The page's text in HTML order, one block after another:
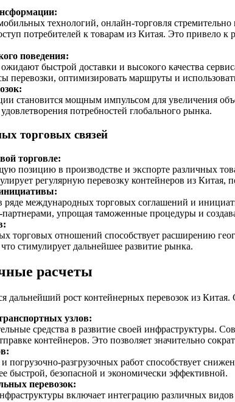
технологий, онлайн-торговля
потребителей к товарам из Китая. Это привело
поведения:
быстрой доставки и высокого качества
перевозки, оптимизировать маршруты и
становится мощным импульсом для увеличения
потребностей глобального рынка.
торговых связей
торговле:
позицию в производстве и экспорте различных
регулярную перевозку контейнеров из
ряде международных торговых соглашений и
упрощая таможенные процедуры и
торговых отношений способствует расширению
стимулирует дальнейшее развитие рынка.
расчеты
дальнейший рост контейнерных перевозок из
узлов:
средства в развитие своей инфраструктуры.
контейнеров. Это позволяет значительно
погрузочно-разгрузочных работ способствует
быстрой, безопасной и экономически эффективной.
перевозок:
включает интеграцию различных